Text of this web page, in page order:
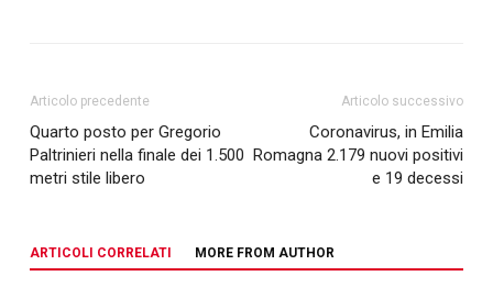
Articolo precedente
Quarto posto per Gregorio
Paltrinieri nella finale dei 1.500
metri stile libero
Articolo successivo
Coronavirus, in Emilia
Romagna 2.179 nuovi positivi
e 19 decessi
ARTICOLI CORRELATI MORE FROM AUTHOR